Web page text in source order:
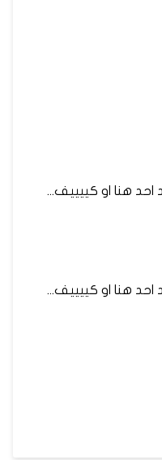
احد هنا او كييييف...
احد هنا او كييييف...